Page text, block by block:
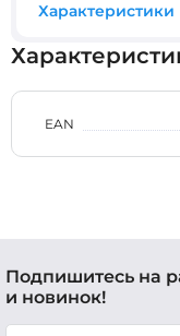
Характеристики
EAN
Подпишитесь на
и новинок!